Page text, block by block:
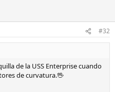
#32
de la USS Enterprise cuando
de curvatura.🖖